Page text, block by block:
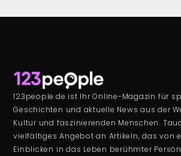
123people.de ist Ihr Online-Magazin für
Geschichten und aktuelle News aus der
Kultur und faszinierenden Menschen.
vielfältiges Angebot an Artikeln, das von
Einblicken in das Leben berühmter